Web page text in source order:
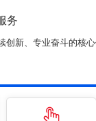
务
创新、专业奋斗的核